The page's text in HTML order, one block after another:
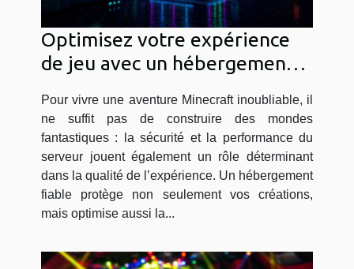
Optimisez votre expérience
de jeu avec un hébergement
Pour vivre une aventure Minecraft inoubliable, il
ne suffit pas de construire des mondes
fantastiques : la sécurité et la performance du
serveur jouent également un rôle déterminant
dans la qualité de l’expérience. Un hébergement
fiable protège non seulement vos créations,
mais optimise aussi la...